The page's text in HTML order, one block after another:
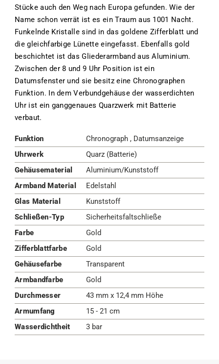
Stücke auch den Weg nach Europa gefunden. Wie der
Name schon verrät ist es ein Traum aus 1001 Nacht.
Funkelnde Kristalle sind in das goldene Zifferblatt und
die gleichfarbige Lünette eingefasst. Ebenfalls gold
beschichtet ist das Gliederarmband aus Aluminium.
Zwischen der 8 und 9 Uhr Position ist ein
Datumsfenster und sie besitz eine Chronographen
Funktion. In dem Verbundgehäuse der wasserdichten
Uhr ist ein ganggenaues Quarzwerk mit Batterie
verbaut.
Funktion
Chronograph , Datumsanzeige
Uhrwerk
Quarz (Batterie)
Gehäusematerial
Aluminium/Kunststoff
Armband Material
Edelstahl
Glas Material
Kunststoff
Schließen-Typ
Sicherheitsfaltschließe
Farbe
Gold
Zifferblattfarbe
Gold
Gehäusefarbe
Transparent
Armbandfarbe
Gold
Durchmesser
43 mm x 12,4 mm Höhe
Armumfang
15 - 21 cm
Wasserdichtheit
3 bar